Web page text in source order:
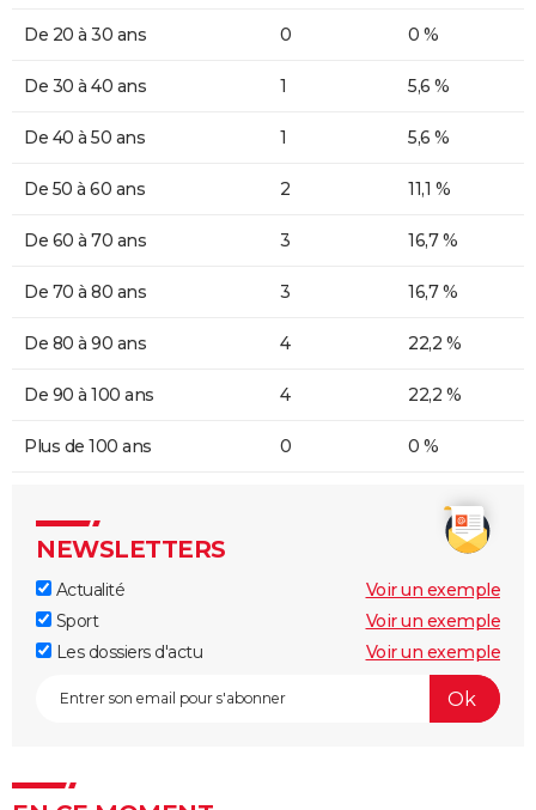
De 20 à 30 ans 0 0 %
De 30 à 40 ans 1 5,6 %
De 40 à 50 ans 1 5,6 %
De 50 à 60 ans 2 11,1 %
De 60 à 70 ans 3 16,7 %
De 70 à 80 ans 3 16,7 %
De 80 à 90 ans 4 22,2 %
De 90 à 100 ans 4 22,2 %
Plus de 100 ans 0 0 %
NEWSLETTERS
Actualité
Voir un exemple
Sport
Voir un exemple
Les dossiers d'actu
Voir un exemple